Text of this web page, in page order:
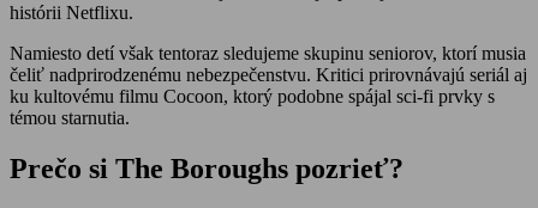
histórii Netflixu.
Namiesto detí však tentoraz sledujeme skupinu seniorov, ktorí musia
čeliť nadprirodzenému nebezpečenstvu. Kritici prirovnávajú seriál aj
ku kultovému filmu Cocoon, ktorý podobne spájal sci-fi prvky s
témou starnutia.
Prečo si The Boroughs pozrieť?